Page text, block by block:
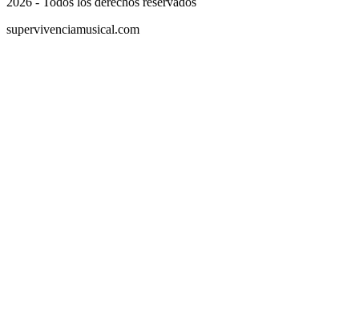
supervivenciamusical.com